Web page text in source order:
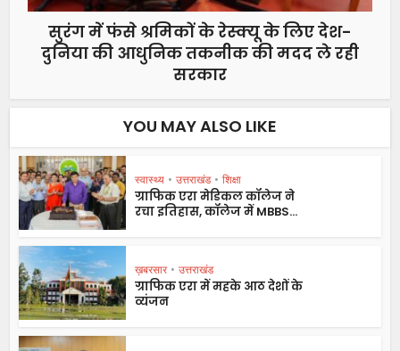
सुरंग में फंसे श्रमिकों के रेस्क्यू के लिए देश-
दुनिया की आधुनिक तकनीक की मदद ले रही
सरकार
YOU MAY ALSO LIKE
स्वास्थ्य • उत्तराखंड • शिक्षा
ग्राफिक एरा मेडिकल कॉलेज ने
रचा इतिहास, कॉलेज में MBBS...
ख़बरसार • उत्तराखंड
ग्राफिक एरा में महके आठ देशों के
व्यंजन